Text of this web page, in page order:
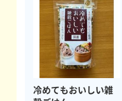
冷めてもおいしい雑